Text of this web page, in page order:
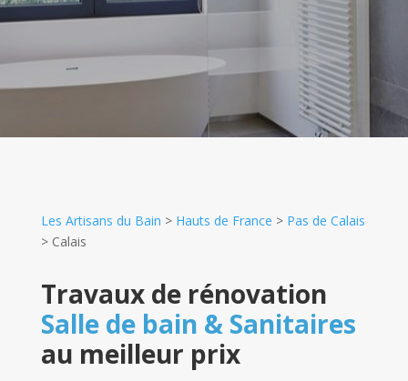
Les Artisans du Bain > Hauts de France > Pas de Calais
> Calais
Travaux de rénovation
Salle de bain & Sanitaires
au meilleur prix